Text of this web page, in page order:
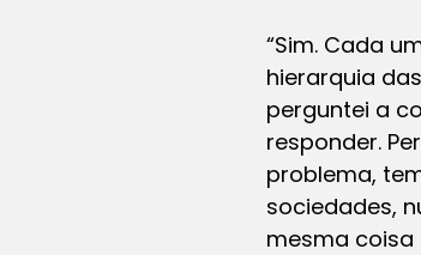
“Sim. Cada
hierarquia
perguntei a
responder.
problema,
sociedades,
mesma coisa